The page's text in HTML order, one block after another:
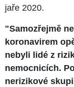
jaře 2020.
"Samozřejmě
koronavirem
nebyli lidé z
nemocnicích.
nerizikové